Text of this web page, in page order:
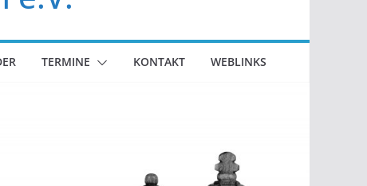
TERMINE KONTAKT WEBLINKS